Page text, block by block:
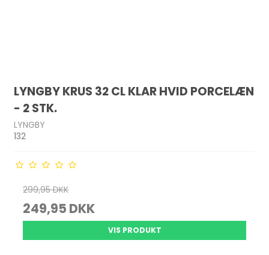
LYNGBY KRUS 32 CL KLAR HVID PORCELÆN
- 2 STK.
LYNGBY
132
299,95 DKK
249,95 DKK
VIS PRODUKT